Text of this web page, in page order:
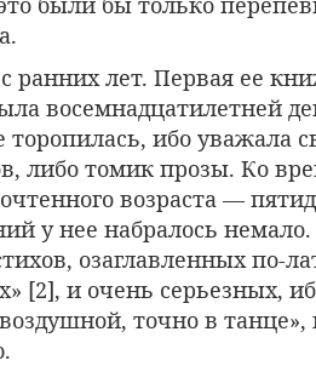
ранних лет. Первая ее
восемнадцатилетней
ибо уважала
либо томик прозы. Ко
возраста —
у нее набралось
озаглавленных по-
[2], и очень серьезных,
точно в